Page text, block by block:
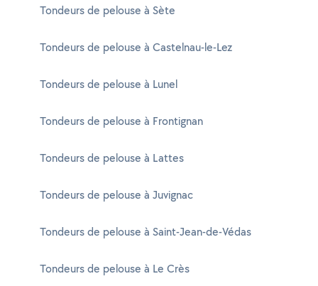
Tondeurs de pelouse à Sète
Tondeurs de pelouse à Castelnau-le-Lez
Tondeurs de pelouse à Lunel
Tondeurs de pelouse à Frontignan
Tondeurs de pelouse à Lattes
Tondeurs de pelouse à Juvignac
Tondeurs de pelouse à Saint-Jean-de-Védas
Tondeurs de pelouse à Le Crès